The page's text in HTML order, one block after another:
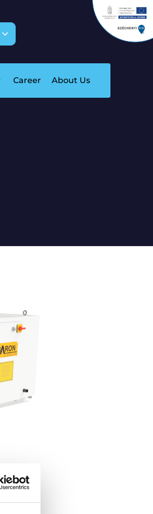
Career About Us